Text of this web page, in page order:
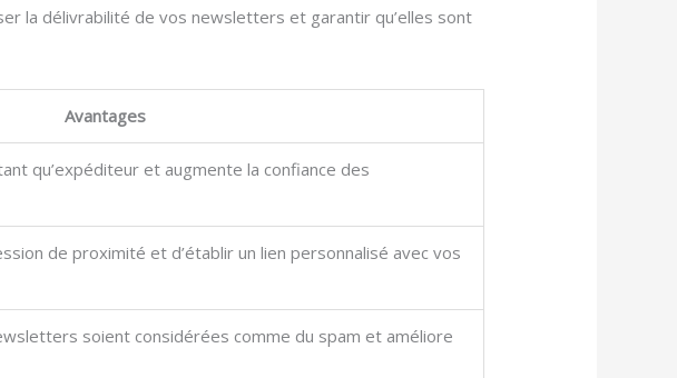
la délivrabilité de vos newsletters et garantir qu’elles sont
Avantages
qu’expéditeur et augmente la confiance des
de proximité et d’établir un lien personnalisé avec vos
soient considérées comme du spam et améliore